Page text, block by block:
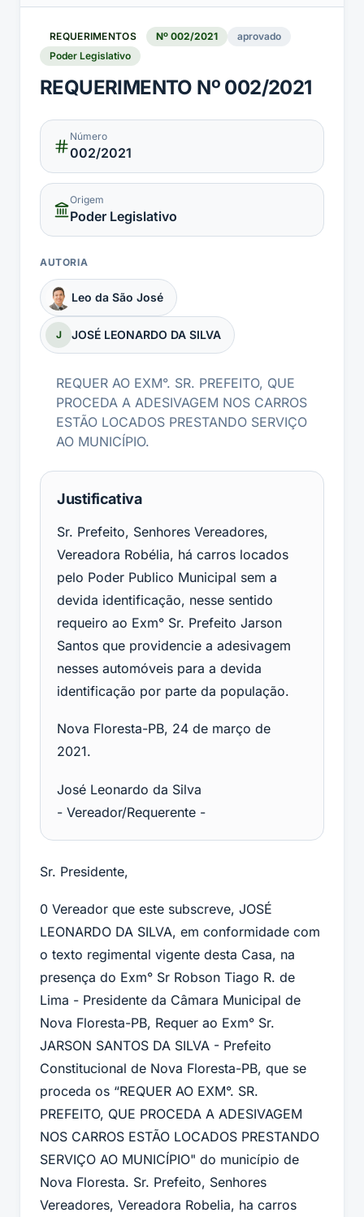
REQUERIMENTOS Nº 002/2021
aprovado
Poder Legislativo
REQUERIMENTO Nº 002/2021
Número
002/2021
Origem
Poder Legislativo
AUTORIA
Leo da São José
J JOSÉ LEONARDO DA SILVA
REQUER AO EXM°. SR. PREFEITO, QUE
PROCEDA A ADESIVAGEM NOS CARROS
ESTÃO LOCADOS PRESTANDO SERVIÇO
AO MUNICÍPIO.
Justificativa
Sr. Prefeito, Senhores Vereadores,
Vereadora Robélia, há carros locados
pelo Poder Publico Municipal sem a
devida identificação, nesse sentido
requeiro ao Exm° Sr. Prefeito Jarson
Santos que providencie a adesivagem
nesses automóveis para a devida
identificação por parte da população.
Nova Floresta-PB, 24 de março de
2021.
José Leonardo da Silva
- Vereador/Requerente -
Sr. Presidente,
0 Vereador que este subscreve, JOSÉ
LEONARDO DA SILVA, em conformidade com
o texto regimental vigente desta Casa, na
presença do Exm° Sr Robson Tiago R. de
Lima - Presidente da Câmara Municipal de
Nova Floresta-PB, Requer ao Exm° Sr.
JARSON SANTOS DA SILVA - Prefeito
Constitucional de Nova Floresta-PB, que se
proceda os “REQUER AO EXM°. SR.
PREFEITO, QUE PROCEDA A ADESIVAGEM
NOS CARROS ESTÃO LOCADOS PRESTANDO
SERVIÇO AO MUNICÍPIO" do município de
Nova Floresta. Sr. Prefeito, Senhores
Vereadores, Vereadora Robelia, ha carros